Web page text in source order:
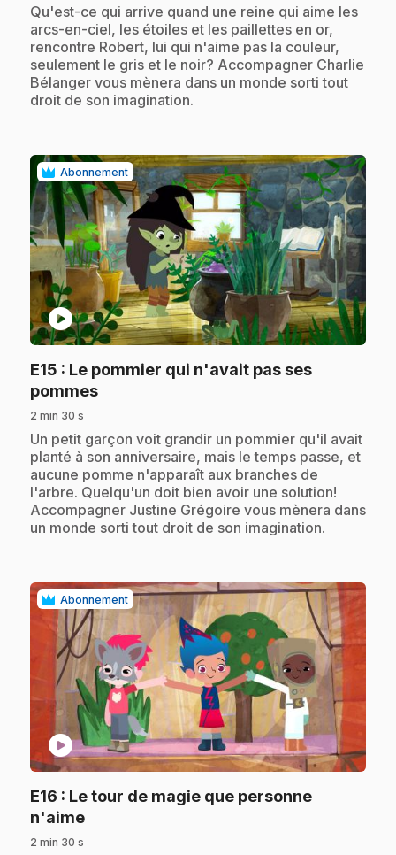
.Qu'est-ce qui arrive quand une reine qui aime les
arcs-en-ciel, les étoiles et les paillettes en or,
rencontre Robert, lui qui n'aime pas la couleur,
seulement le gris et le noir? Accompagner Charlie
Bélanger vous mènera dans un monde sorti tout
droit de son imagination.
Abonnement
play_circle
E15 : Le pommier qui n'avait pas ses
pommes.
2 min 30 s
.Un petit garçon voit grandir un pommier qu'il avait
planté à son anniversaire, mais le temps passe, et
aucune pomme n'apparaît aux branches de
l'arbre. Quelqu'un doit bien avoir une solution!
Accompagner Justine Grégoire vous mènera dans
un monde sorti tout droit de son imagination.
Abonnement
play_circle
E16 : Le tour de magie que personne
n'aime.
2 min 30 s